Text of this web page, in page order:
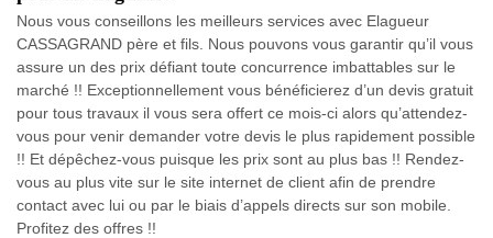
Nous vous conseillons les meilleurs services avec Elagueur
CASSAGRAND père et fils. Nous pouvons vous garantir qu’il vous
assure un des prix défiant toute concurrence imbattables sur le
marché !! Exceptionnellement vous bénéficierez d’un devis gratuit
pour tous travaux il vous sera offert ce mois-ci alors qu’attendez-
vous pour venir demander votre devis le plus rapidement possible
!! Et dépêchez-vous puisque les prix sont au plus bas !! Rendez-
vous au plus vite sur le site internet de client afin de prendre
contact avec lui ou par le biais d’appels directs sur son mobile.
Profitez des offres !!